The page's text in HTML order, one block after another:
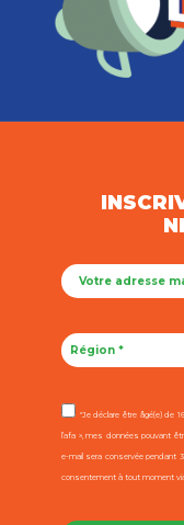
"Je déclare être âgé(e) de
l’afa », mes données pouvant
e-mail sera conservée pendant
consentement à tout moment